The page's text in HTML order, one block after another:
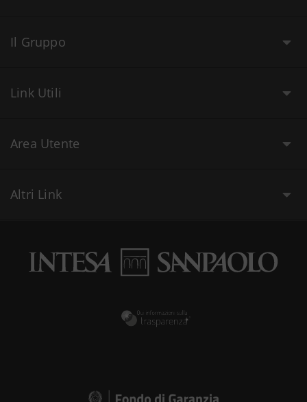
Il Gruppo
Link Utili
Area Utente
Altri Link